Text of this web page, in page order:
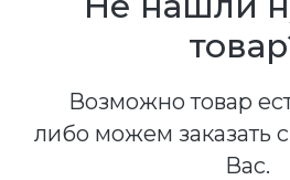
Возможно товар
либо можем заказать
Вас.